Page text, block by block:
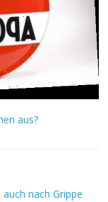
aus?
nach Grippe